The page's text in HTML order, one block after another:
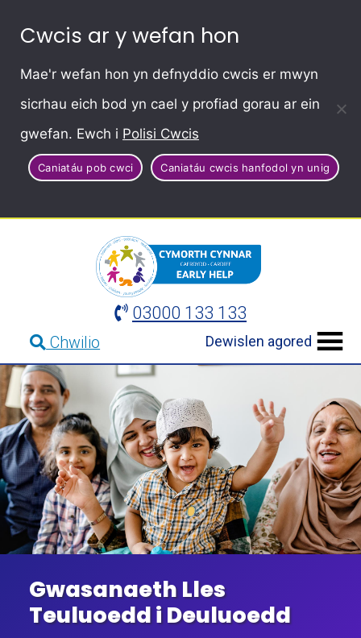
Cwcis ar y wefan hon
Mae'r wefan hon yn defnyddio cwcis er mwyn
sicrhau eich bod yn cael y profiad gorau ar ein
gwefan. Ewch i Polisi Cwcis
Caniatáu pob cwci Caniatáu cwcis hanfodol yn unig
03000 133 133
Chwilio Dewislen agored
Gwasanaeth Lles
Teuluoedd i Deuluoedd